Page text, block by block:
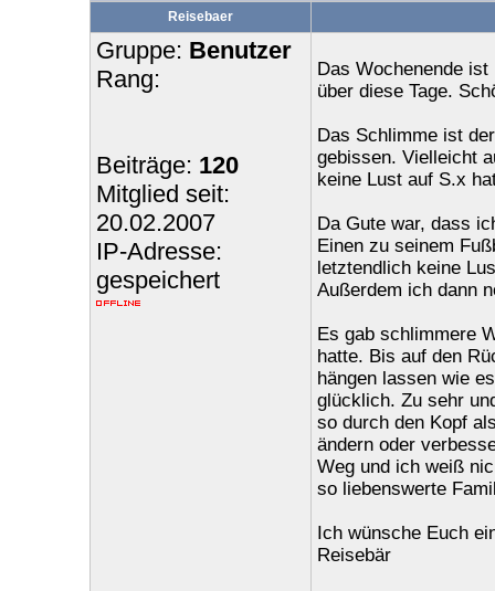
Reisebaer
Gruppe: Benutzer
Rang:
Beiträge: 120
Mitglied seit:
20.02.2007
IP-Adresse:
gespeichert
Das Wochenende
über diese Tage.
Das Schlimme ist
gebissen. Vielleicht
keine Lust auf S.x
Da Gute war, dass
Einen zu seinem
letztendlich keine
Außerdem ich dann
Es gab schlimmere
hatte. Bis auf den
hängen lassen wie
glücklich. Zu sehr
so durch den Kopf
ändern oder
Weg und ich weiß
so liebenswerte
Ich wünsche Euch
Reisebär